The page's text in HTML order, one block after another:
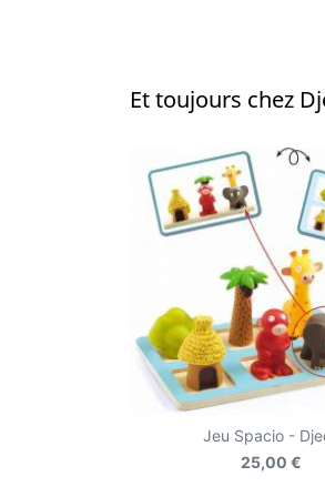
Et toujours chez
Jeu Spacio -
25,00 €